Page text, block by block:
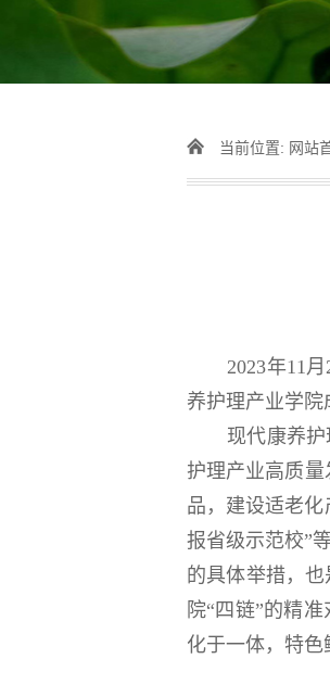
当前位置: 网站
2023年11
养护理产业学院
现代康养
护理产业高质
品，建设适老
报省级示范校”
的具体举措，
院“四链”的精
化于一体，特色